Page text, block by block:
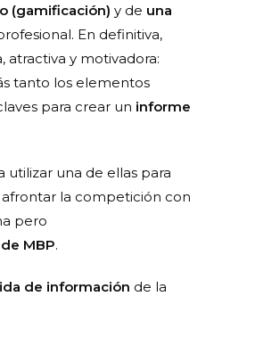
(gamificación) y de una
En definitiva,
y motivadora:
tanto los elementos
para crear un informe
utilizar una de ellas para
afrontar la competición con
pero
MBP.
de información de la